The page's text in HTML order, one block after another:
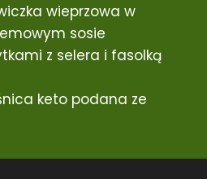
wieprzowa w
sosie
z selera i fasolką
keto podana ze